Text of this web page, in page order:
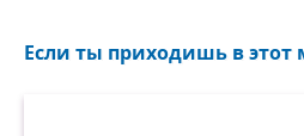
Если ты приходишь в этот